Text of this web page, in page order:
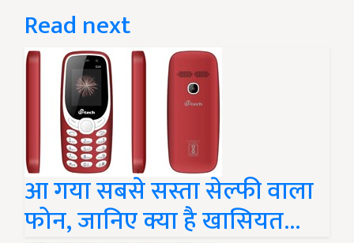
Read next
आ गया सबसे सस्ता सेल्फी वाला
फोन, जानिए क्या है खासियत...